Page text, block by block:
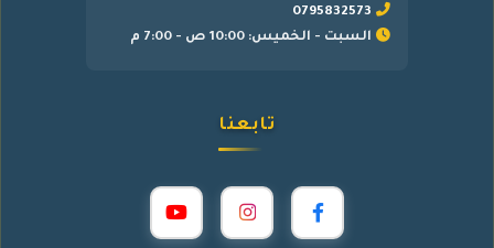
0795832573
السبت - الخميس: 10:00 ص - 7:00 م
تابعنا